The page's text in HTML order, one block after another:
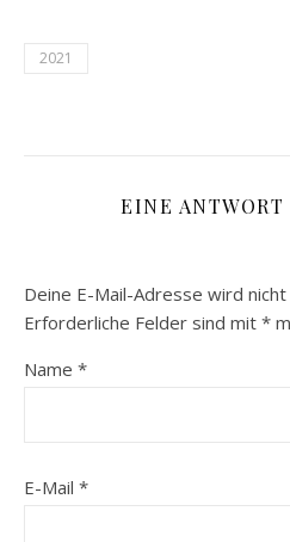
2021
EINE ANTWORT
Deine E-Mail-Adresse wird
Erforderliche Felder sind mit *
Name *
E-Mail *